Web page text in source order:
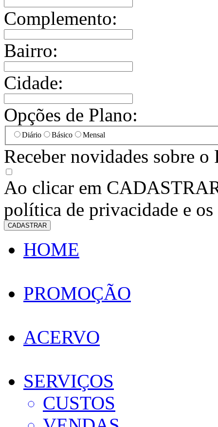
Complemento:
Bairro:
Cidade:
Opções de Plano:
Diário Básico Mensal
Receber novidades sobre
Ao clicar em
política de privacidade e os
CADASTRAR
HOME
PROMOÇÃO
ACERVO
SERVIÇOS
CUSTOS